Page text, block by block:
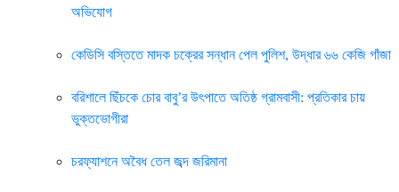
অভিযোগ
কেডিসি বস্তিতে মাদক চক্রের সন্ধান পেল পুলিশ, উদ্ধার ৬৬ কেজি গাঁজা
বরিশালে ছিঁচকে চোর বাবু’র উৎপাতে অতিষ্ঠ গ্রামবাসী: প্রতিকার চায়
ভুক্তভোগীরা
চরফ্যাশনে অবৈধ তেল জব্দ জরিমানা